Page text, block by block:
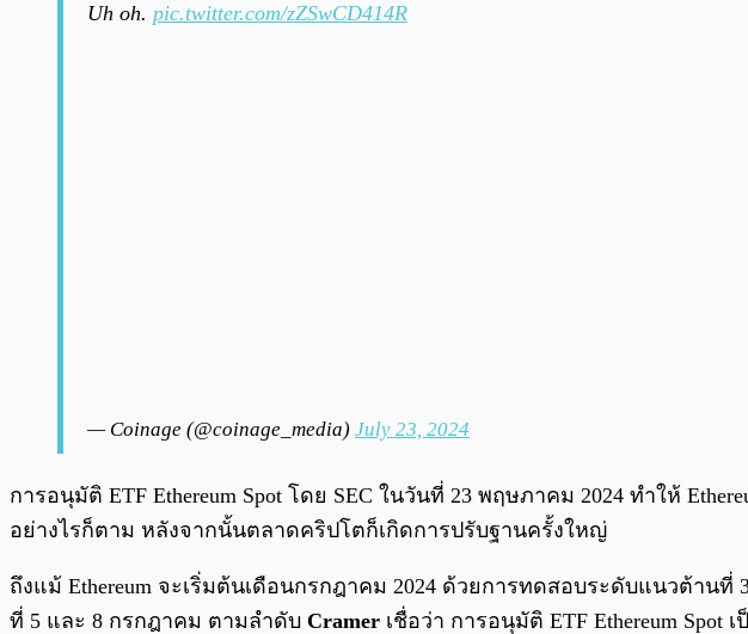
Uh oh. pic.twitter.com/zZSwCD414R
— Coinage (@coinage_media) July 23, 2024
การอนุมัติ ETF Ethereum Spot โดย SEC ในวันที่ 23 พฤษภาคม 2024 ทำให้
อย่างไรก็ตาม หลังจากนั้นตลาดคริปโตก็เกิดการปรับฐานครั้งใหญ่
ถึงแม้ Ethereum จะเริ่มต้นเดือนกรกฎาคม 2024 ด้วยการทดสอบระดับแนวต้านที่
ที่ 5 และ 8 กรกฎาคม ตามลำดับ Cramer เชื่อว่า การอนุมัติ ETF Ethereum Spot